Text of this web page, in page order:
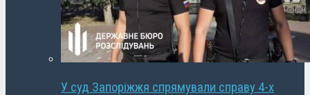
У суд Запоріжжя спрямували справу 4-х